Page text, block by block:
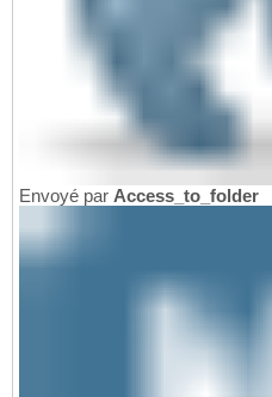
Envoyé par Access_to_folder